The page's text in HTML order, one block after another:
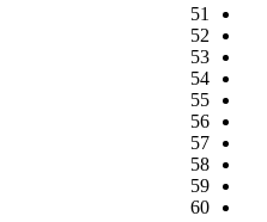
51
52
53
54
55
56
57
58
59
60